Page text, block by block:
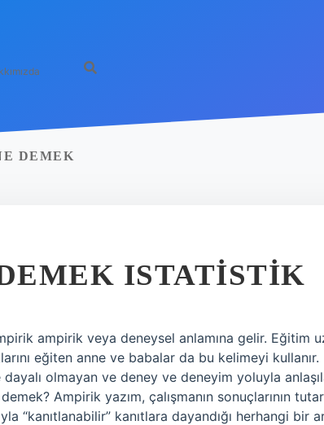
DEMEK
ISTATISTIK
ampirik veya deneysel anlamına gelir. Eğitim
eğiten anne ve babalar da bu kelimeyi
olmayan ve deney ve deneyim yoluyla
Ampirik yazım, çalışmanın sonuçlarının
“kanıtlanabilir” kanıtlara dayandığı herhangi bir